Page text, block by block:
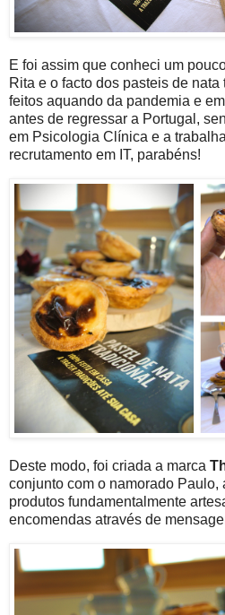
E foi assim que conheci um
Rita e o facto dos pasteis de
feitos aquando da pandemia e
antes de regressar a Portugal,
em Psicologia Clínica e a
recrutamento em IT, parabéns!
Deste modo, foi criada a marca
conjunto com o namorado Paulo,
produtos fundamentalmente
encomendas através de